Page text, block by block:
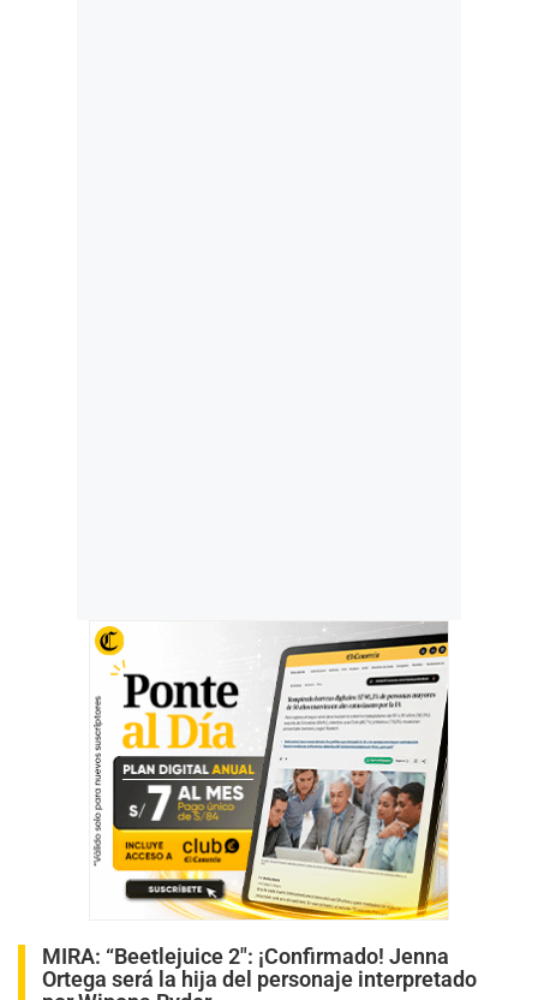
MIRA: “Beetlejuice 2″: ¡Confirmado! Jenna
Ortega será la hija del personaje interpretado